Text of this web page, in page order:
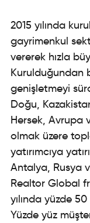
2015 yılında
gayrimenkul
vererek hızla
Kurulduğundan
genişletmeyi
Doğu,
Hersek, Avrupa
olmak üzere
yatırımcıya
Antalya, Rusya
Realtor Global
yılında yüzde
Yüzde yüz